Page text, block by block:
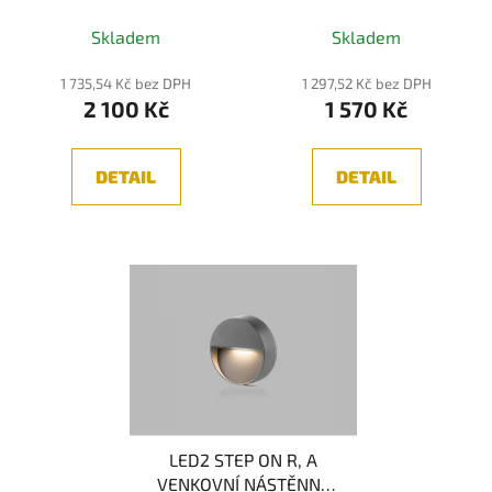
Skladem
1 735,54 Kč bez DPH
2 100 Kč
DETAIL
Skladem
1 297,52 Kč bez DPH
1 570 Kč
DETAIL
LED2 STEP ON R, A
VENKOVNÍ NÁSTĚNNÉ